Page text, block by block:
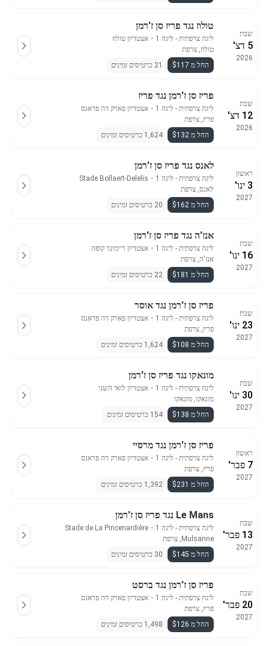
שבת
5 דצ'
2026
טולוז נגד פריז סן ז'רמן
ליגה צרפתית - ליגה 1 ・ אצטדיון טולוז
טולוז, צרפת
החל מ $117
21 כרטיסים זמינים
שבת
12 דצ'
2026
פריז סן ז'רמן נגד פריז
ליגה צרפתית - ליגה 1 ・ אצטדיון פארק דה פראנס
פריז, צרפת
החל מ $132
1,624 כרטיסים זמינים
ראשון
3 ינו'
2027
לאנס נגד פריז סן ז'רמן
ליגה צרפתית - ליגה 1 ・
Stade Bollaert-Delelis
לאנס, צרפת
החל מ $162
20 כרטיסים זמינים
שבת
16 ינו'
2027
אנז'ה נגד פריז סן ז'רמן
ליגה צרפתית - ליגה 1 ・ אצטדיון ריימונד קופה
אנז'ה, צרפת
החל מ $181
22 כרטיסים זמינים
שבת
23 ינו'
2027
פריז סן ז'רמן נגד אוסר
ליגה צרפתית - ליגה 1 ・ אצטדיון פארק דה פראנס
פריז, צרפת
החל מ $108
1,624 כרטיסים זמינים
שבת
30 ינו'
2027
מונאקו נגד פריז סן ז'רמן
ליגה צרפתית - ליגה 1 ・ אצטדיון לואי השני
מונאקו, מונאקו
החל מ $138
154 כרטיסים זמינים
ראשון
7 פבר'
2027
פריז סן ז'רמן נגד מרסיי
ליגה צרפתית - ליגה 1 ・ אצטדיון פארק דה פראנס
פריז, צרפת
החל מ $231
1,392 כרטיסים זמינים
שבת
13 פבר'
2027
Le Mans נגד פריז סן ז'רמן
ליגה צרפתית - ליגה 1 ・
Stade de La Pincenardière
Mulsanne, צרפת
החל מ $145
30 כרטיסים זמינים
שבת
20 פבר'
2027
פריז סן ז'רמן נגד ברסט
ליגה צרפתית - ליגה 1 ・ אצטדיון פארק דה פראנס
פריז, צרפת
החל מ $126
1,498 כרטיסים זמינים